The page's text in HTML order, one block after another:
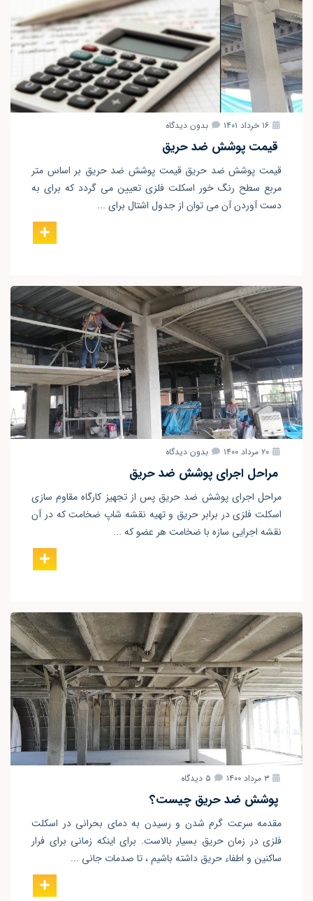
۱۶ خرداد ۱۴۰۱ بدون دیدگاه
قیمت پوشش ضد حریق
قیمت پوشش ضد حریق قیمت پوشش ضد حریق بر اساس متر
مربع سطح رنگ خور اسکلت فلزی تعیین می گردد که برای به
دست آوردن آن می توان از جدول اشتال برای ...
۲۰ مرداد ۱۴۰۰ بدون دیدگاه
مراحل اجرای پوشش ضد حریق
مراحل اجرای پوشش ضد حریق پس از تجهیز کارگاه مقاوم سازی
اسکلت فلزی در برابر حریق و تهیه نقشه شاپ ضخامت که در آن
نقشه اجرایی سازه با ضخامت هر عضو که ...
۳ مرداد ۱۴۰۰ ۵ دیدگاه
پوشش ضد حریق چیست؟
مقدمه سرعت گرم شدن و رسیدن به دمای بحرانی در اسکلت
فلزی در زمان حریق بسیار بالاست. برای اینکه زمانی برای فرار
ساکنین و اطفاء حریق داشته باشیم ، تا صدمات جانی ...